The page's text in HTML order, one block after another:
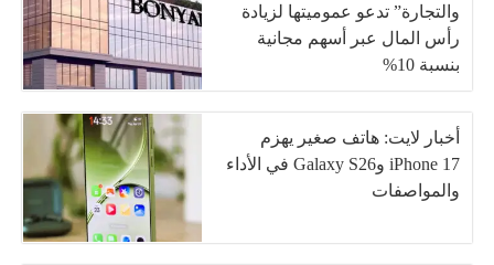
والتجارة” تدعو عموميتها لزيادة
رأس المال عبر أسهم مجانية
بنسبة 10%
أخبار لايت: هاتف صغير يهزم
iPhone 17 وGalaxy S26 في الأداء
والمواصفات